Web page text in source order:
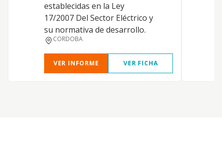
establecidas en la Ley
17/2007 Del Sector Eléctrico y
su normativa de desarrollo.
CORDOBA
VER INFORME VER FICHA